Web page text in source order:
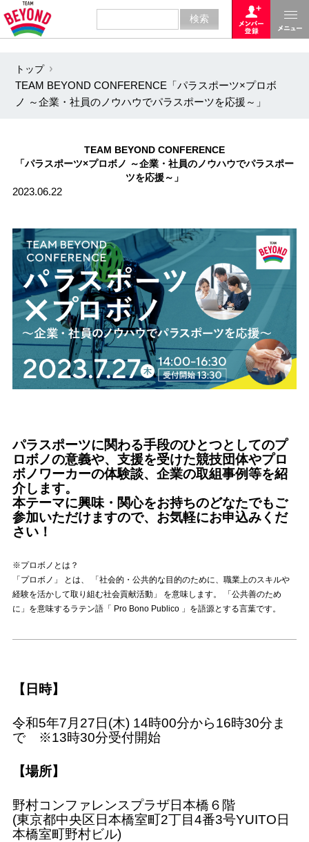
トップ
TEAM BEYOND CONFERENCE「パラスポーツ×プロボ
ノ ～企業・社員のノウハウでパラスポーツを応援～」
TEAM BEYOND CONFERENCE
「パラスポーツ×プロボノ ～企業・社員のノウハウでパラスポー
ツを応援～」
2023.06.22
パラスポーツに関わる手段のひとつとしてのプ
ロボノの意義や、支援を受けた競技団体やプロ
ボノワーカーの体験談、企業の取組事例等を紹
介します。
本テーマに興味・関心をお持ちのどなたでもご
参加いただけますので、お気軽にお申込みくだ
さい！
※プロボノとは？
「プロボノ」 とは、 「社会的・公共的な目的のために、職業上のスキルや
経験を活かして取り組む社会貢献活動」 を意味します。 「公共善のため
に」を意味するラテン語「 Pro Bono Publico 」を語源とする言葉です。
【日時】
令和5年7月27日(木) 14時00分から16時30分ま
で ※13時30分受付開始
【場所】
野村コンファレンスプラザ日本橋６階
(東京都中央区日本橋室町2丁目4番3号YUITO日
本橋室町野村ビル)